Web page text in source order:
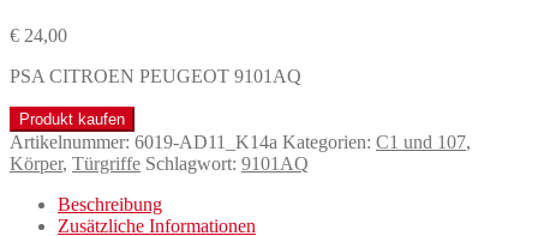
€ 24,00
PSA CITROEN PEUGEOT 9101AQ
Produkt kaufen
Artikelnummer: 6019-AD11_K14a Kategorien: C1 und 107,
Körper, Türgriffe Schlagwort: 9101AQ
Beschreibung
Zusätzliche Informationen